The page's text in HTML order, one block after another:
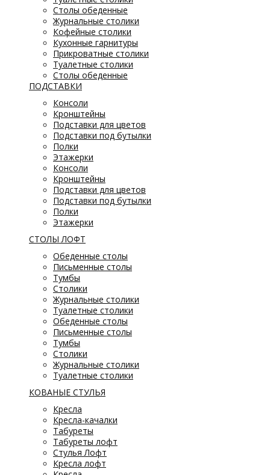
Столы обеденные
Журнальные столики
Кофейные столики
Кухонные гарнитуры
Прикроватные столики
Туалетные столики
Столы обеденные
ПОДСТАВКИ
Консоли
Кронштейны
Подставки для цветов
Подставки под бутылки
Полки
Этажерки
Консоли
Кронштейны
Подставки для цветов
Подставки под бутылки
Полки
Этажерки
СТОЛЫ ЛОФТ
Обеденные столы
Письменные столы
Тумбы
Столики
Журнальные столики
Туалетные столики
Обеденные столы
Письменные столы
Тумбы
Столики
Журнальные столики
Туалетные столики
КОВАНЫЕ СТУЛЬЯ
Кресла
Кресла-качалки
Табуреты
Табуреты лофт
Стулья Лофт
Кресла лофт